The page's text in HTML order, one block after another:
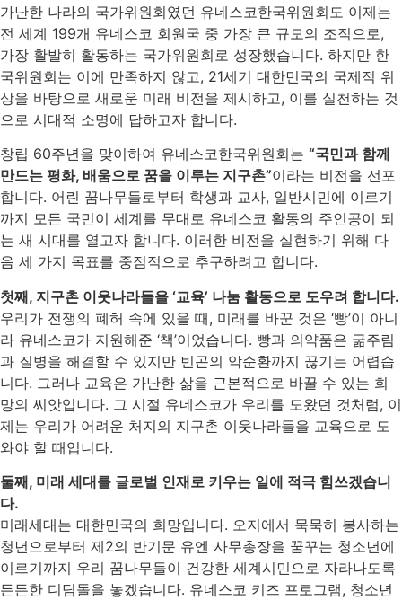
가난한 나라의 국가위원회였던 유네스코한국위원회도 이제는
전 세계 199개 유네스코 회원국 중 가장 큰 규모의 조직으로,
가장 활발히 활동하는 국가위원회로 성장했습니다. 하지만 한
국위원회는 이에 만족하지 않고, 21세기 대한민국의 국제적 위
상을 바탕으로 새로운 미래 비전을 제시하고, 이를 실천하는 것
으로 시대적 소명에 답하고자 합니다.
창립 60주년을 맞이하여 유네스코한국위원회는 “국민과 함께
만드는 평화, 배움으로 꿈을 이루는 지구촌”이라는 비전을 선포
합니다. 어린 꿈나무들로부터 학생과 교사, 일반시민에 이르기
까지 모든 국민이 세계를 무대로 유네스코 활동의 주인공이 되
는 새 시대를 열고자 합니다. 이러한 비전을 실현하기 위해 다
음 세 가지 목표를 중점적으로 추구하려고 합니다.
첫째, 지구촌 이웃나라들을 ‘교육’ 나눔 활동으로 도우려 합니다.
우리가 전쟁의 폐허 속에 있을 때, 미래를 바꾼 것은 ‘빵’이 아니
라 유네스코가 지원해준 ‘책’이었습니다. 빵과 의약품은 굶주림
과 질병을 해결할 수 있지만 빈곤의 악순환까지 끊기는 어렵습
니다. 그러나 교육은 가난한 삶을 근본적으로 바꿀 수 있는 희
망의 씨앗입니다. 그 시절 유네스코가 우리를 도왔던 것처럼, 이
제는 우리가 어려운 처지의 지구촌 이웃나라들을 교육으로 도
와야 할 때입니다.
둘째, 미래 세대를 글로벌 인재로 키우는 일에 적극 힘쓰겠습니
다.
미래세대는 대한민국의 희망입니다. 오지에서 묵묵히 봉사하는
청년으로부터 제2의 반기문 유엔 사무총장을 꿈꾸는 청소년에
이르기까지 우리 꿈나무들이 건강한 세계시민으로 자라나도록
든든한 디딤돌을 놓겠습니다. 유네스코 키즈 프로그램, 청소년